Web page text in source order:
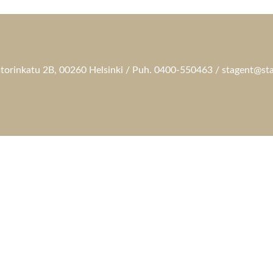
2B, 00260 Helsinki / Puh. 0400-550463 /